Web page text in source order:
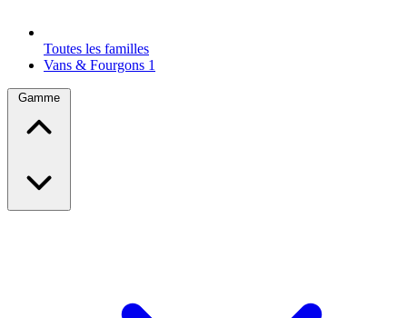
Toutes les familles
Vans & Fourgons 1
Gamme